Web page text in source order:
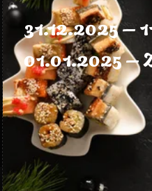
31.12.2025 –
01.01.2025 –